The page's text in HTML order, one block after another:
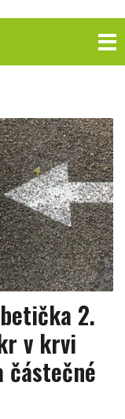
2.
v krvi
částečné